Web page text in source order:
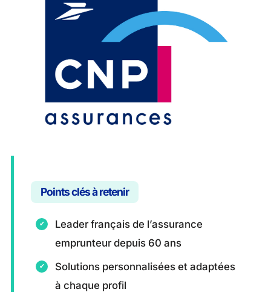
Points clés à retenir
Leader français de l’assurance
emprunteur depuis 60 ans
Solutions personnalisées et adaptées
à chaque profil